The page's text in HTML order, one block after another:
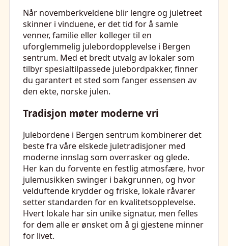
Når novemberkveldene blir lengre og juletreet
skinner i vinduene, er det tid for å samle
venner, familie eller kolleger til en
uforglemmelig julebordopplevelse i Bergen
sentrum. Med et bredt utvalg av lokaler som
tilbyr spesialtilpassede julebordpakker, finner
du garantert et sted som fanger essensen av
den ekte, norske julen.
Tradisjon møter moderne vri
Julebordene i Bergen sentrum kombinerer det
beste fra våre elskede juletradisjoner med
moderne innslag som overrasker og glede.
Her kan du forvente en festlig atmosfære, hvor
julemusikken swinger i bakgrunnen, og hvor
velduftende krydder og friske, lokale råvarer
setter standarden for en kvalitetsopplevelse.
Hvert lokale har sin unike signatur, men felles
for dem alle er ønsket om å gi gjestene minner
for livet.